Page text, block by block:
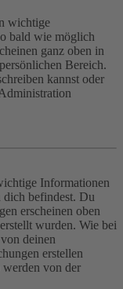
wichtige
bald wie möglich
ganz oben in
Bereich.
kannst oder
Informationen
dich befindest. Du
erscheinen oben
wurden. Wie bei
deinen
erstellen
von der